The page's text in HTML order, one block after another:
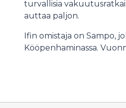
turvallisia
auttaa paljon.
Ifin omistaja on Sampo,
Kööpenhaminassa.